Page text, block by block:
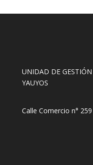
UNIDAD DE
YAUYOS
Calle Comercio n°